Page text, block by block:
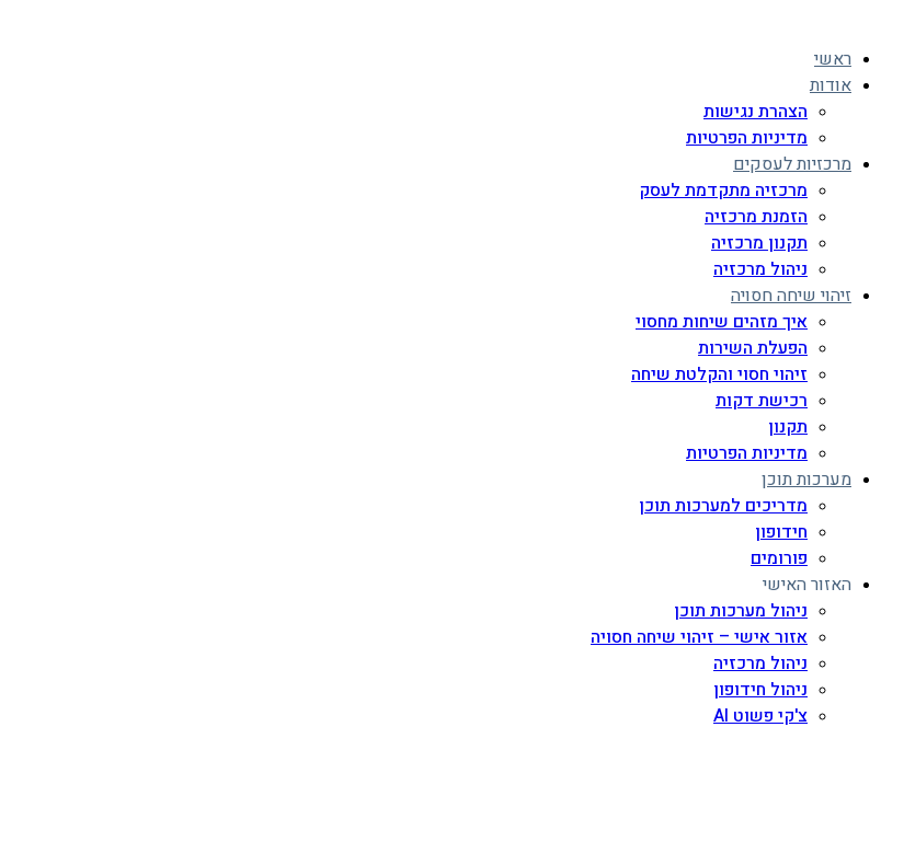
ראשי
אודות
הצהרת נגישות
מדיניות הפרטיות
מרכזיות לעסקים
מרכזיה מתקדמת לעסק
הזמנת מרכזיה
תקנון מרכזיה
ניהול מרכזיה
זיהוי שיחה חסויה
איך מזהים שיחות מחסוי
הפעלת השירות
זיהוי חסוי והקלטת שיחה
רכישת דקות
תקנון
מדיניות הפרטיות
מערכות תוכן
מדריכים למערכות תוכן
חידופון
פורומים
האזור האישי
ניהול מערכות תוכן
אזור אישי – זיהוי שיחה חסויה
ניהול מרכזיה
ניהול חידופון
צ'קי פשוט AI